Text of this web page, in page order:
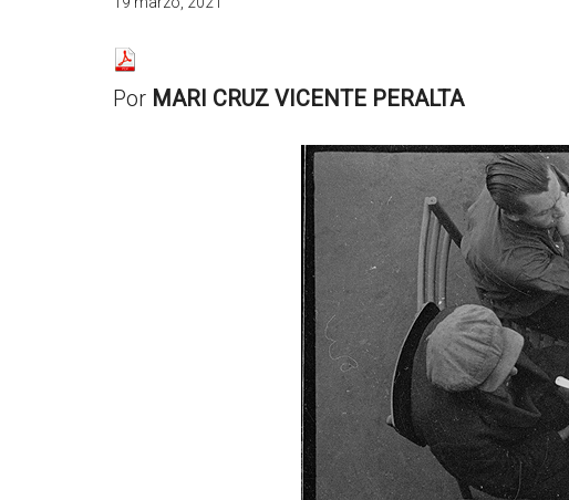
redefinir.
Cruces
Por MARI CRUZ VICENTE PERALTA